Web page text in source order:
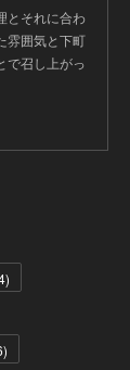
とそれに合わ
雰囲気と下町
で召し上がっ
)
)